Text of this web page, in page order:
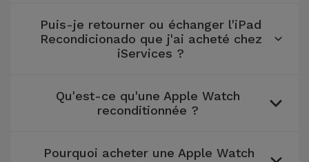
Puis-je retourner ou échanger l'iPad
Recondicionado que j'ai acheté chez
iServices ?
Qu'est-ce qu'une Apple Watch
reconditionnée ?
Pourquoi acheter une Apple Watch